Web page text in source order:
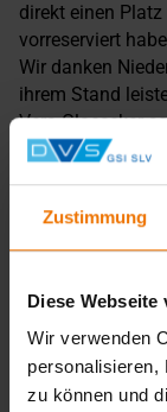
Zustimmung
Diese Webseite
Wir verwenden
personalisieren,
zu können und
direkt einen
vorreserviert
Wir danken
ihrem Stand
Vera Glaeseker
Auch bereit für
vor Ort. Probiere
Sichere dir jetzt
zum